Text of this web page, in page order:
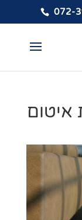
072-
איטום